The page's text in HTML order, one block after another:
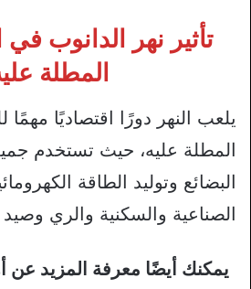
تأثير نهر الدانوب
المطلة
يلعب النهر دورًا اقتصاديًا
المطلة عليه، حيث تستخدم
البضائع وتوليد الطاقة
الصناعية والسكنية والري
يمكنك أيضًا معرفة المزيد عن